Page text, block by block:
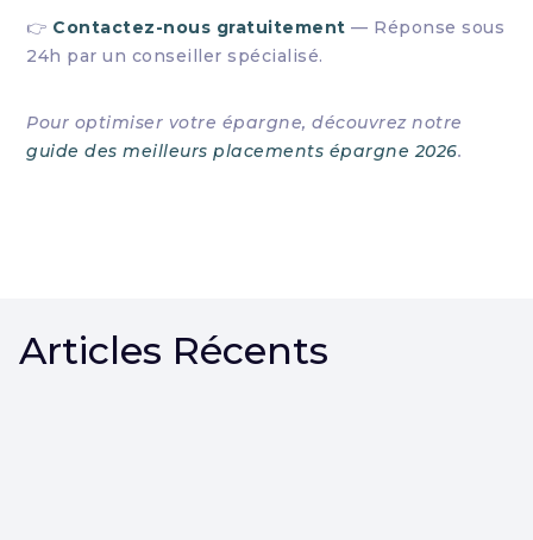
👉 Contactez-nous gratuitement — Réponse sous
24h par un conseiller spécialisé.
Pour optimiser votre épargne, découvrez notre
guide des meilleurs placements épargne 2026.
Articles Récents